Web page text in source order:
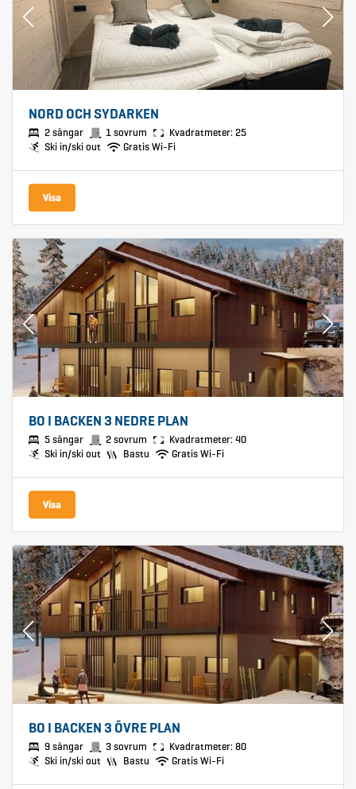
NORD OCH SYDARKEN
2 sängar 1 sovrum
Kvadratmeter: 25
Ski in/ski out
Gratis Wi-Fi
Visa
BO I BACKEN 3 NEDRE PLAN
5 sängar 2 sovrum
Kvadratmeter: 40
Ski in/ski out
Bastu Gratis Wi-Fi
Visa
BO I BACKEN 3 ÖVRE PLAN
9 sängar 3 sovrum
Kvadratmeter: 80
Ski in/ski out
Bastu Gratis Wi-Fi